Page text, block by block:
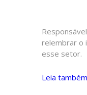
relembrar o
esse setor.
Leia